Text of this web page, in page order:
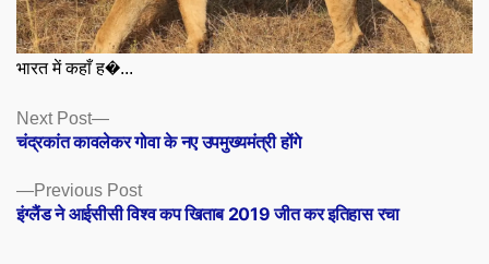
भारत में कहाँ ह�...
Posts
navigation
Previous PostPrevious
post:
इंग्लैंड ने आईसीसी विश्व कप खिताब 2019 जीत कर इतिहास रचा
Next Post
Next
post:
चंद्रकांत कावलेकर गोवा के नए उपमुख्यमंत्री होंगे